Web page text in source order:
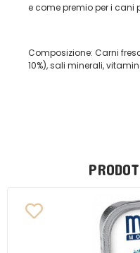
e come premio per i cani
Composizione: Carni
10%), sali minerali,